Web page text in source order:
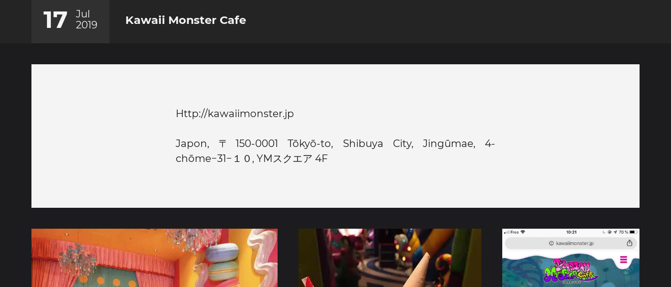
17
Jul
2019
Kawaii Monster Cafe
Http://kawaiimonster.jp
Japon, 〒150-0001 Tōkyō-to, Shibuya City, Jingūmae, 4-
chōme−31−１０, YMスクエア 4F